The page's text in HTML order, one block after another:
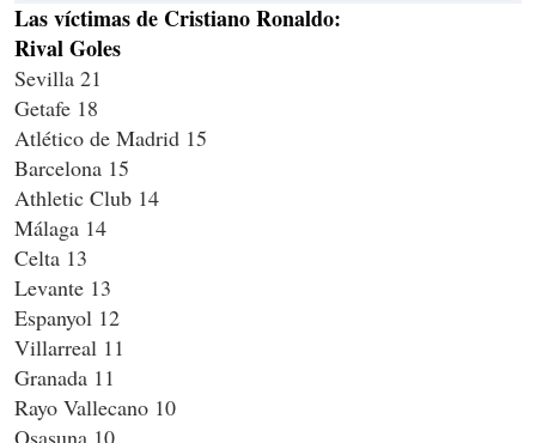
Las víctimas de Cristiano Ronaldo:
Rival Goles
Sevilla 21
Getafe 18
Atlético de Madrid 15
Barcelona 15
Athletic Club 14
Málaga 14
Celta 13
Levante 13
Espanyol 12
Villarreal 11
Granada 11
Rayo Vallecano 10
Osasuna 10